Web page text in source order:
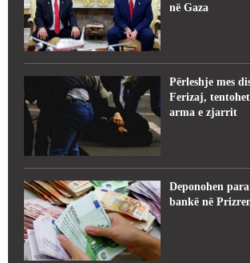
në Gaza
Përleshje mes
Ferizaj,
arma e zjarrit
Deponohen
bankë në